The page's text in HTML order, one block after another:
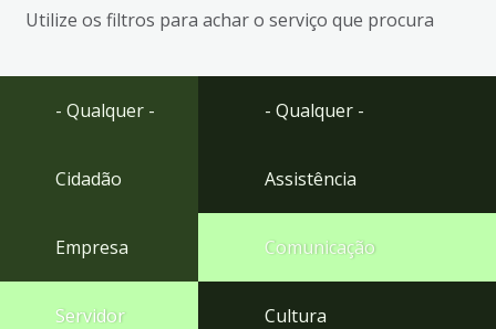
busca
Ir
Utilize os filtros para achar o serviço que procura
- Qualquer -
Cidadão
Empresa
Servidor
- Qualquer -
Assistência
Comunicação
Cultura